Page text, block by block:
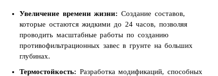
Увеличение времени жизни: Создание составов,
которые остаются жидкими до 24 часов, позволяя
проводить масштабные работы по созданию
противофильтрационных завес в грунте на больших
глубинах.
Термостойкость: Разработка модификаций, способных